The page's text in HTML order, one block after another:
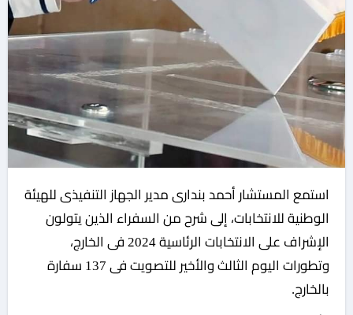
الوطنية للانتخابات، إلى شرح من السفراء الذين يتولون
الإشراف على الانتخابات الرئاسية 2024 فى الخارج،
وتطورات اليوم الثالث والأخير للتصويت فى 137 سفارة
بالخارج.